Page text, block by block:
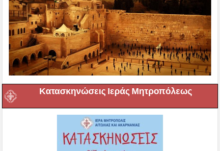
Κατασκηνώσεις Ιεράς Μητροπόλεως